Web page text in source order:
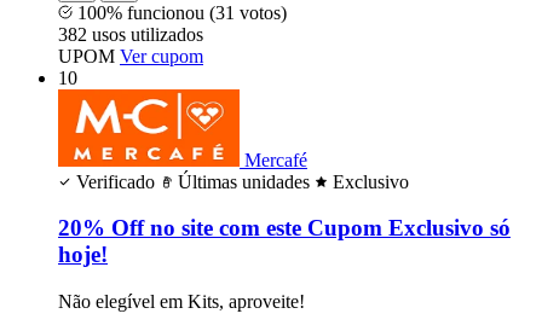
100% funcionou (31 votos)
382 usos utilizados
UPOM Ver cupom
10
Mercafé
Verificado
Últimas unidades Exclusivo
20% Off no site com este Cupom Exclusivo só
hoje!
Não elegível em Kits, aproveite!